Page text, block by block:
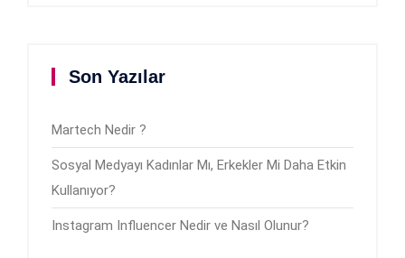
Son Yazılar
Martech Nedir ?
Sosyal Medyayı Kadınlar Mı, Erkekler Mi Daha Etkin
Kullanıyor?
Instagram Influencer Nedir ve Nasıl Olunur?